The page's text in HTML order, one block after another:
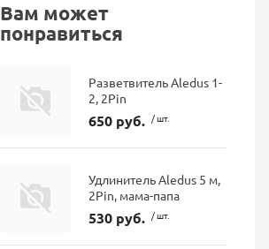
Вам может
понравиться
Разветвитель Aledus 1-
2, 2Pin
650 руб. / шт.
Удлинитель Aledus 5 м,
2Pin, мама-папа
530 руб. / шт.